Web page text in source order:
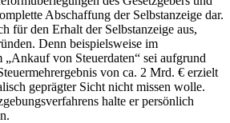
Abschaffung der Selbstanzeige dar.
für den Erhalt der Selbstanzeige aus,
Denn beispielsweise im
„Ankauf von Steuerdaten“ sei aufgrund
von ca. 2 Mrd. € erzielt
geprägter Sicht nicht missen wolle.
halte er persönlich